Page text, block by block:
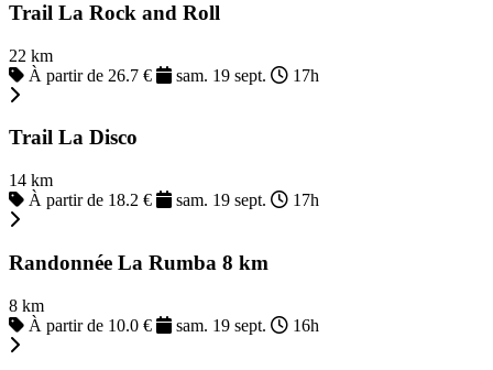
Trail La Rock and Roll
22 km
À partir de 26.7 €
sam. 19 sept. 17h
Trail La Disco
14 km
À partir de 18.2 €
sam. 19 sept. 17h
Randonnée La Rumba 8 km
8 km
À partir de 10.0 €
sam. 19 sept. 16h